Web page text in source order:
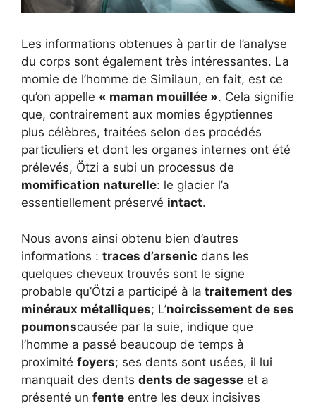
Les informations obtenues à partir de l’analyse
du corps sont également très intéressantes. La
momie de l’homme de Similaun, en fait, est ce
qu’on appelle « maman mouillée ». Cela signifie
que, contrairement aux momies égyptiennes
plus célèbres, traitées selon des procédés
particuliers et dont les organes internes ont été
prélevés, Ötzi a subi un processus de
momification naturelle: le glacier l’a
essentiellement préservé intact.
Nous avons ainsi obtenu bien d’autres
informations : traces d’arsenic dans les
quelques cheveux trouvés sont le signe
probable qu’Ötzi a participé à la traitement des
minéraux métalliques; L’noircissement de ses
poumonscausée par la suie, indique que
l’homme a passé beaucoup de temps à
proximité foyers; ses dents sont usées, il lui
manquait des dents dents de sagesse et a
présenté un fente entre les deux incisives